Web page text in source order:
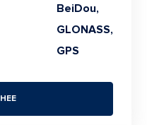
BeiDou,
GLONASS,
GPS